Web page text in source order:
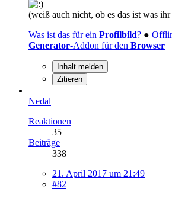
(weiß auch nicht, ob es das ist was
Was ist das für ein Profilbild? ●
Generator-Addon für den Browser
Inhalt melden
Zitieren
Nedal
Reaktionen
35
Beiträge
338
21. April 2017 um 21:49
#82